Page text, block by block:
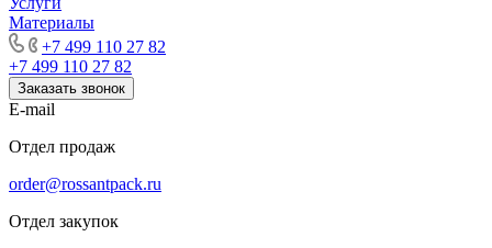
Материалы
+7 499 110 27 82
+7 499 110 27 82
Заказать звонок
E-mail
Отдел продаж
order@rossantpack.ru
Отдел закупок